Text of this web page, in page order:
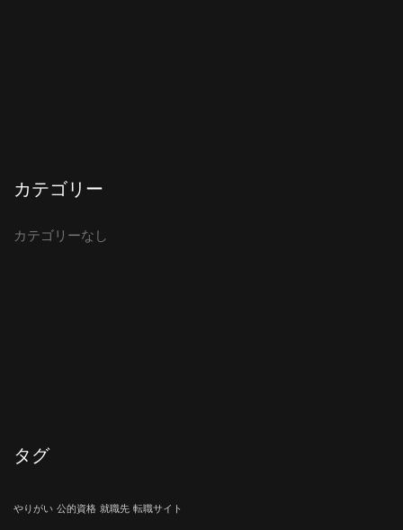
カテゴリー
カテゴリーなし
タグ
やりがい 公的資格 就職先 転職サイト